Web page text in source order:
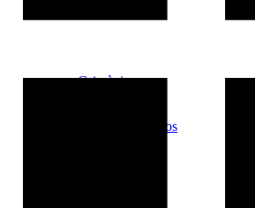
Matx de Pallassos
Grimègies